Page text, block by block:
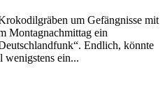
um Gefängnisse mit
Montagnachmittag ein
Endlich, könnte
wenigstens ein...